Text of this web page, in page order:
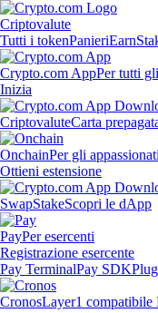
Criptovalute
Tutti i tokenPanieriEarn
Crypto.com AppPer tutti
Inizia
CriptovaluteCarta
OnchainPer gli
Ottieni estensione
SwapStakeScopri le dApp
PayPer esercenti
Registrazione esercente
Pay TerminalPay SDK
CronosLayer1